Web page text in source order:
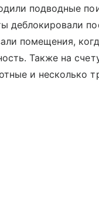
подводные
деблокировали
помещения,
Также на
и несколько